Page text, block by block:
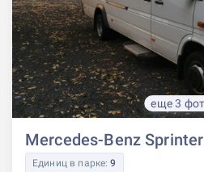
еще 3
Mercedes-Benz
Единиц в парке:9